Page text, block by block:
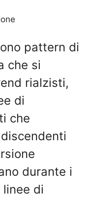
pattern di
che si
rialzisti,
di
che
durante i
di